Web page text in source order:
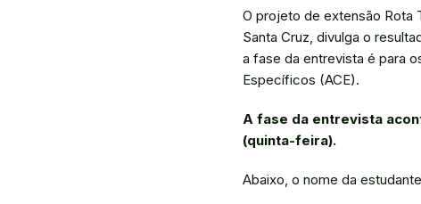
O projeto de extensão Rota
Santa Cruz, divulga o
a fase da entrevista é para
Específicos (ACE).
A fase da entrevista
(quinta-feira).
Abaixo, o nome da